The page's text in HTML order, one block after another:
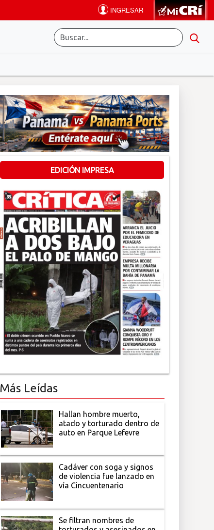
EDICIÓN IMPRESA
Más Leídas
Hallan hombre muerto,
atado y torturado dentro de
auto en Parque Lefevre
Cadáver con soga y signos
de violencia fue lanzado en
vía Cincuentenario
Se filtran nombres de